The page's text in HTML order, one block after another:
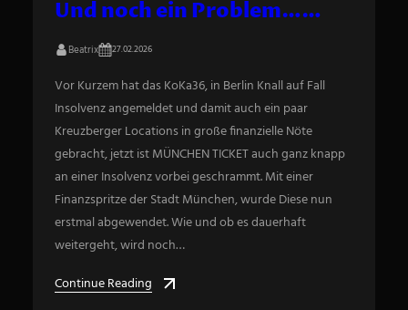
Und noch ein Problem……
Beatrix 27.02.2026
Vor Kurzem hat das KoKa36, in Berlin Knall auf Fall
Insolvenz angemeldet und damit auch ein paar
Kreuzberger Locations in große finanzielle Nöte
gebracht, jetzt ist MÜNCHEN TICKET auch ganz knapp
an einer Insolvenz vorbei geschrammt. Mit einer
Finanzspritze der Stadt München, wurde Diese nun
erstmal abgewendet. Wie und ob es dauerhaft
weitergeht, wird noch…
Continue Reading